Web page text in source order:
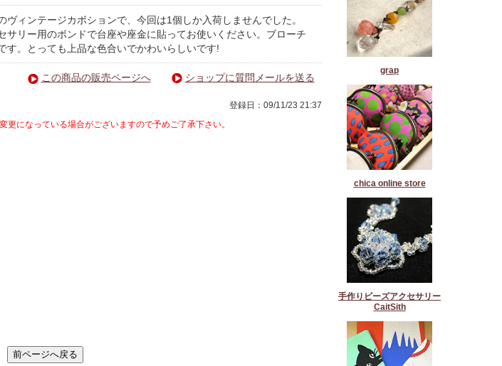
ヴィンテージカボションで、今回は1個しか入荷しませんでした。
サリー用のボンドで台座や座金に貼ってお使いください。ブローチ
す。とっても上品な色合いでかわいらしいです!
この商品の販売ページへ ショップに質問メールを送る
登録日：09/11/23 21:37
になっている場合がございますので予めご了承下さい。
grap
chica online store
手作りビーズアクセサリー
CaitSith